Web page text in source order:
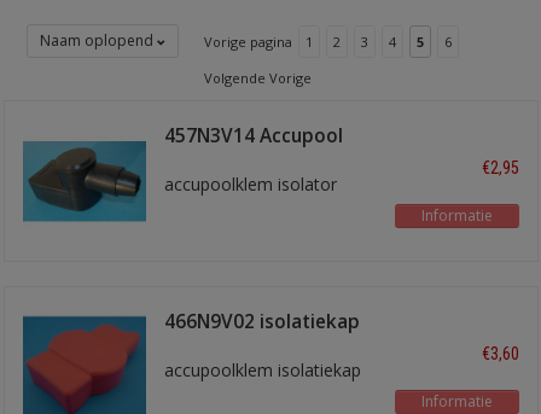
Naam oplopend Vorige pagina 1 2 3 4 5
6
Volgende Vorige
457N3V14 Accupool
accupoolklem isolator
€2,95
Informatie
466N9V02 isolatiekap
accupoolklem isolatiekap
€3,60
Informatie